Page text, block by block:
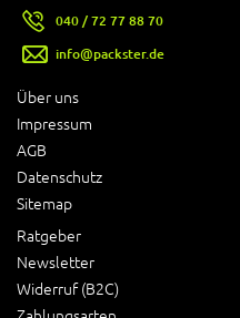
Über uns
Impressum
AGB
Datenschutz
Sitemap
Ratgeber
Newsletter
Widerruf (B2C)
040 / 72 77 88 70
info@packster.de